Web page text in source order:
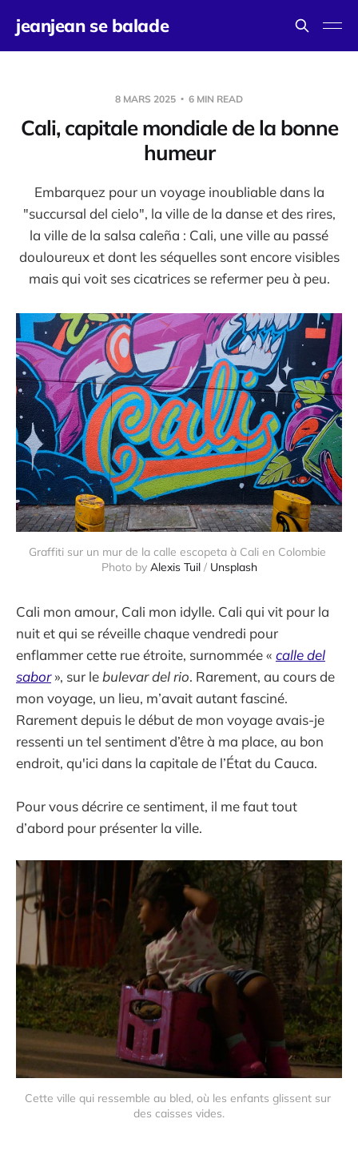
jeanjean se balade
8 MARS 2025 6 MIN READ
Cali, capitale mondiale de la bonne
humeur
Embarquez pour un voyage inoubliable dans la
"succursal del cielo", la ville de la danse et des rires,
la ville de la salsa caleña : Cali, une ville au passé
douloureux et dont les séquelles sont encore visibles
mais qui voit ses cicatrices se refermer peu à peu.
Graffiti sur un mur de la calle escopeta à Cali en Colombie
Photo by Alexis Tuil / Unsplash
Cali mon amour, Cali mon idylle. Cali qui vit pour la
nuit et qui se réveille chaque vendredi pour
enflammer cette rue étroite, surnommée « calle del
sabor », sur le bulevar del rio. Rarement, au cours de
mon voyage, un lieu, m’avait autant fasciné.
Rarement depuis le début de mon voyage avais-je
ressenti un tel sentiment d’être à ma place, au bon
endroit, qu'ici dans la capitale de l’État du Cauca.
Pour vous décrire ce sentiment, il me faut tout
d’abord pour présenter la ville.
Cette ville qui ressemble au bled, où les enfants glissent sur
des caisses vides.